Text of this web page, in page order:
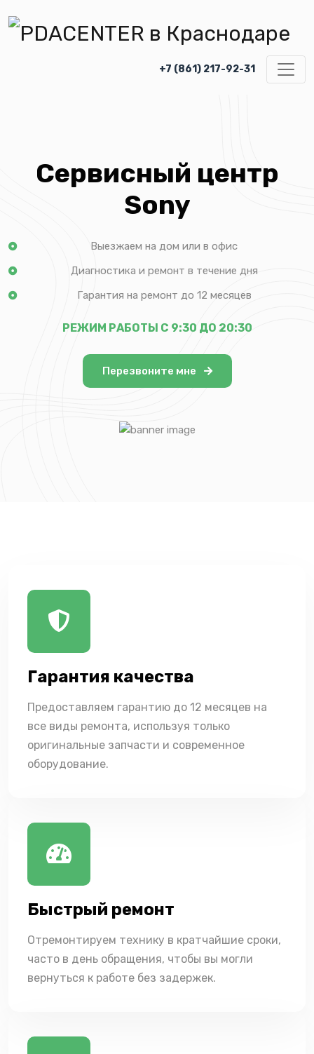
+7 (861) 217-92-31
Сервисный центр
Sony
Выезжаем на дом или в офис
Диагностика и ремонт в течение дня
Гарантия на ремонт до 12 месяцев
РЕЖИМ РАБОТЫ С 9:30 ДО 20:30
Перезвоните мне
Гарантия качества
Предоставляем гарантию до 12 месяцев на
все виды ремонта, используя только
оригинальные запчасти и современное
оборудование.
Быстрый ремонт
Отремонтируем технику в кратчайшие сроки,
часто в день обращения, чтобы вы могли
вернуться к работе без задержек.